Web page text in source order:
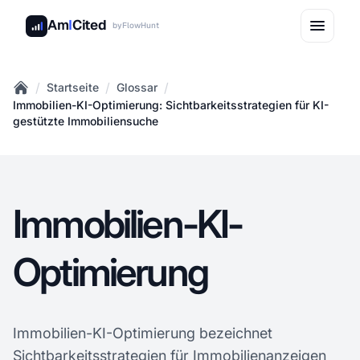
AmICited byFlowHunt
Home
/ Startseite / Glossar /
Immobilien-KI-Optimierung: Sichtbarkeitsstrategien für KI-
gestützte Immobiliensuche
Immobilien-KI-
Optimierung
Immobilien-KI-Optimierung bezeichnet
Sichtbarkeitsstrategien für Immobilienanzeigen